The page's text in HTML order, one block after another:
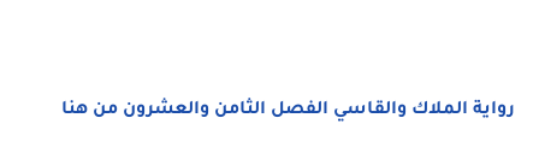
رواية الملاك والقاسي الفصل الثامن والعشرون من هنا